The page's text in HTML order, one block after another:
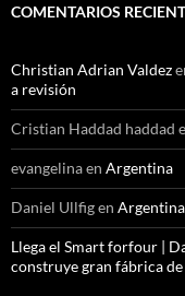
COMENTARIOS
Christian Adrian Valdez
a revisión
Cristian Haddad haddad
evangelinaen Argentina
Daniel Ullfigen Argentina
Llega el Smart forfour |
construye gran fábrica